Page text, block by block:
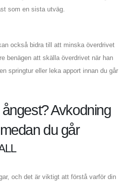
som en sista utväg.
också bidra till att minska överdrivet
benägen att skälla överdrivet när han
springtur eller leka apport innan du går
Avkodning
du går
och det är viktigt att förstå varför din